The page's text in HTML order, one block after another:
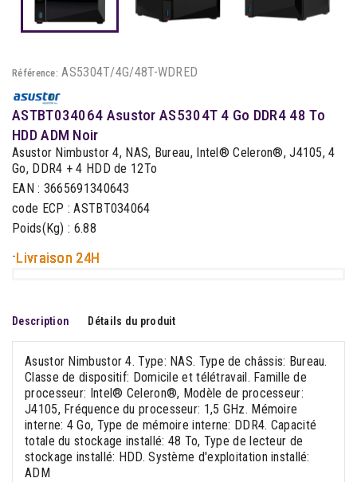
Référence: AS5304T/4G/48T-WDRED
ASTBT034064 Asustor AS5304T 4 Go DDR4 48 To
HDD ADM Noir
Asustor Nimbustor 4, NAS, Bureau, Intel® Celeron®, J4105, 4
Go, DDR4 + 4 HDD de 12To
EAN : 3665691340643
code ECP : ASTBT034064
Poids(Kg) : 6.88
-Livraison 24H
Description Détails du produit
Asustor Nimbustor 4. Type: NAS. Type de châssis: Bureau.
Classe de dispositif: Domicile et télétravail. Famille de
processeur: Intel® Celeron®, Modèle de processeur:
J4105, Fréquence du processeur: 1,5 GHz. Mémoire
interne: 4 Go, Type de mémoire interne: DDR4. Capacité
totale du stockage installé: 48 To, Type de lecteur de
stockage installé: HDD. Système d'exploitation installé:
ADM